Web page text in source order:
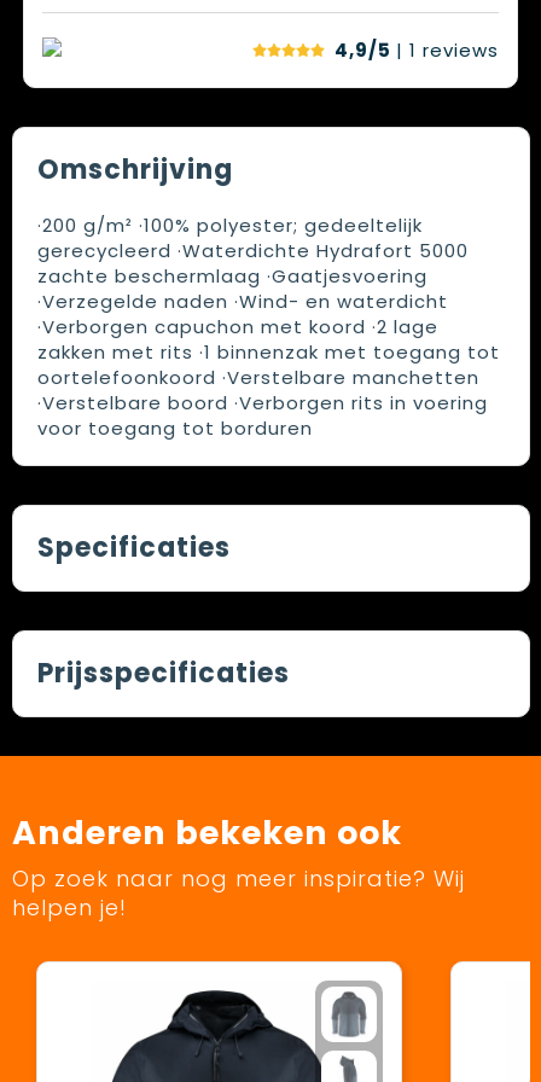
4,9/5 | 1 reviews
Omschrijving
·200 g/m² ·100% polyester; gedeeltelijk
gerecycleerd ·Waterdichte Hydrafort 5000
zachte beschermlaag ·Gaatjesvoering
·Verzegelde naden ·Wind- en waterdicht
·Verborgen capuchon met koord ·2 lage
zakken met rits ·1 binnenzak met toegang tot
oortelefoonkoord ·Verstelbare manchetten
·Verstelbare boord ·Verborgen rits in voering
voor toegang tot borduren
Specificaties
Prijsspecificaties
Anderen bekeken ook
Op zoek naar nog meer inspiratie? Wij
helpen je!